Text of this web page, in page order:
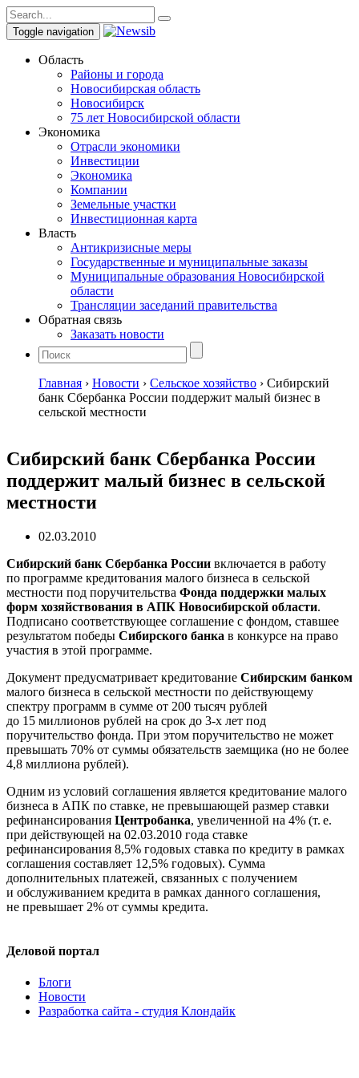
Toggle navigation
Область
Районы и города
Новосибирская область
Новосибирск
75 лет Новосибирской области
Экономика
Отрасли экономики
Инвестиции
Экономика
Компании
Земельные участки
Инвестиционная карта
Власть
Антикризисные меры
Государственные и муниципальные заказы
Муниципальные образования Новосибирской
области
Трансляции заседаний правительства
Обратная связь
Заказать новости
Главная › Новости › Сельское хозяйство › Сибирский
банк Сбербанка России поддержит малый бизнес в
сельской местности
Сибирский банк Сбербанка России
поддержит малый бизнес в сельской
местности
02.03.2010
Сибирский банк Сбербанка России включается в работу
по программе кредитования малого бизнеса в сельской
местности под поручительства Фонда поддержки малых
форм хозяйствования в АПК Новосибирской области.
Подписано соответствующее соглашение с фондом, ставшее
результатом победы Сибирского банка в конкурсе на право
участия в этой программе.
Документ предусматривает кредитование Сибирским банком
малого бизнеса в сельской местности по действующему
спектру программ в сумме от 200 тысяч рублей
до 15 миллионов рублей на срок до 3-х лет под
поручительство фонда. При этом поручительство не может
превышать 70% от суммы обязательств заемщика (но не более
4,8 миллиона рублей).
Одним из условий соглашения является кредитование малого
бизнеса в АПК по ставке, не превышающей размер ставки
рефинансирования Центробанка, увеличенной на 4% (т. е.
при действующей на 02.03.2010 года ставке
рефинансирования 8,5% годовых ставка по кредиту в рамках
соглашения составляет 12,5% годовых). Сумма
дополнительных платежей, связанных с получением
и обслуживанием кредита в рамках данного соглашения,
не превышает 2% от суммы кредита.
Деловой портал
Блоги
Новости
Разработка сайта - студия Клондайк